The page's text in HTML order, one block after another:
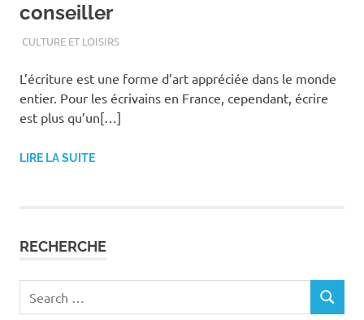
conseiller
SEPTEMBRE 28, 2018
ASSOEDH
CULTURE ET LOISIRS
L’écriture est une forme d’art appréciée dans le monde
entier. Pour les écrivains en France, cependant, écrire
est plus qu’un[…]
LIRE LA SUITE
RECHERCHE
for:
SEARCH